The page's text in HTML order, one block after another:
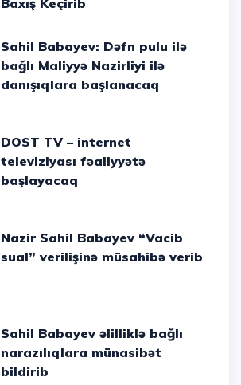
Baxış Keçirib
Sahil Babayev: Dəfn pulu ilə
bağlı Maliyyə Nazirliyi ilə
danışıqlara başlanacaq
DOST TV – internet
televiziyası fəaliyyətə
başlayacaq
Nazir Sahil Babayev “Vacib
sual” verilişinə müsahibə verib
Sahil Babayev əlilliklə bağlı
narazılıqlara münasibət
bildirib